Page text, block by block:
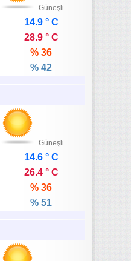
Güneşli
14.9 ° C
28.9 ° C
% 36
% 42
Güneşli
14.6 ° C
26.4 ° C
% 36
% 51